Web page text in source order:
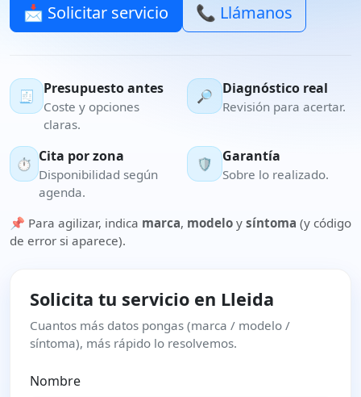
📩 Solicitar servicio 📞 Llámanos
🧾 Presupuesto antes
Coste y opciones
claras.
🔎 Diagnóstico real
Revisión para acertar.
⏱️ Cita por zona
Disponibilidad según
agenda.
🛡️ Garantía
Sobre lo realizado.
📌 Para agilizar, indica marca, modelo y síntoma (y código
de error si aparece).
Solicita tu servicio en Lleida
Cuantos más datos pongas (marca / modelo /
síntoma), más rápido lo resolvemos.
Nombre